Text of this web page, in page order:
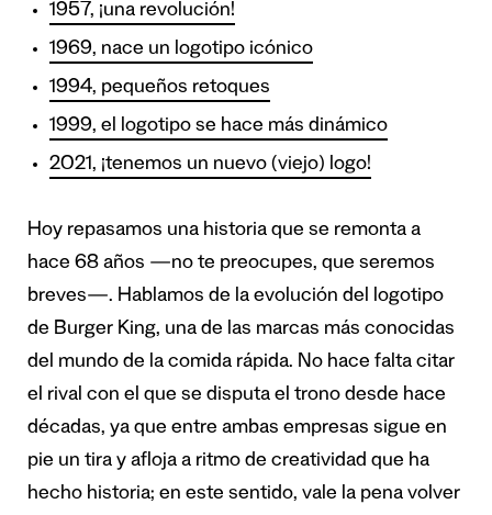
1957, ¡una revolución!
1969, nace un logotipo icónico
1994, pequeños retoques
1999, el logotipo se hace más dinámico
2021, ¡tenemos un nuevo (viejo) logo!
Hoy repasamos una historia que se remonta a
hace 68 años —no te preocupes, que seremos
breves—. Hablamos de la evolución del logotipo
de Burger King, una de las marcas más conocidas
del mundo de la comida rápida. No hace falta citar
el rival con el que se disputa el trono desde hace
décadas, ya que entre ambas empresas sigue en
pie un tira y afloja a ritmo de creatividad que ha
hecho historia; en este sentido, vale la pena volver